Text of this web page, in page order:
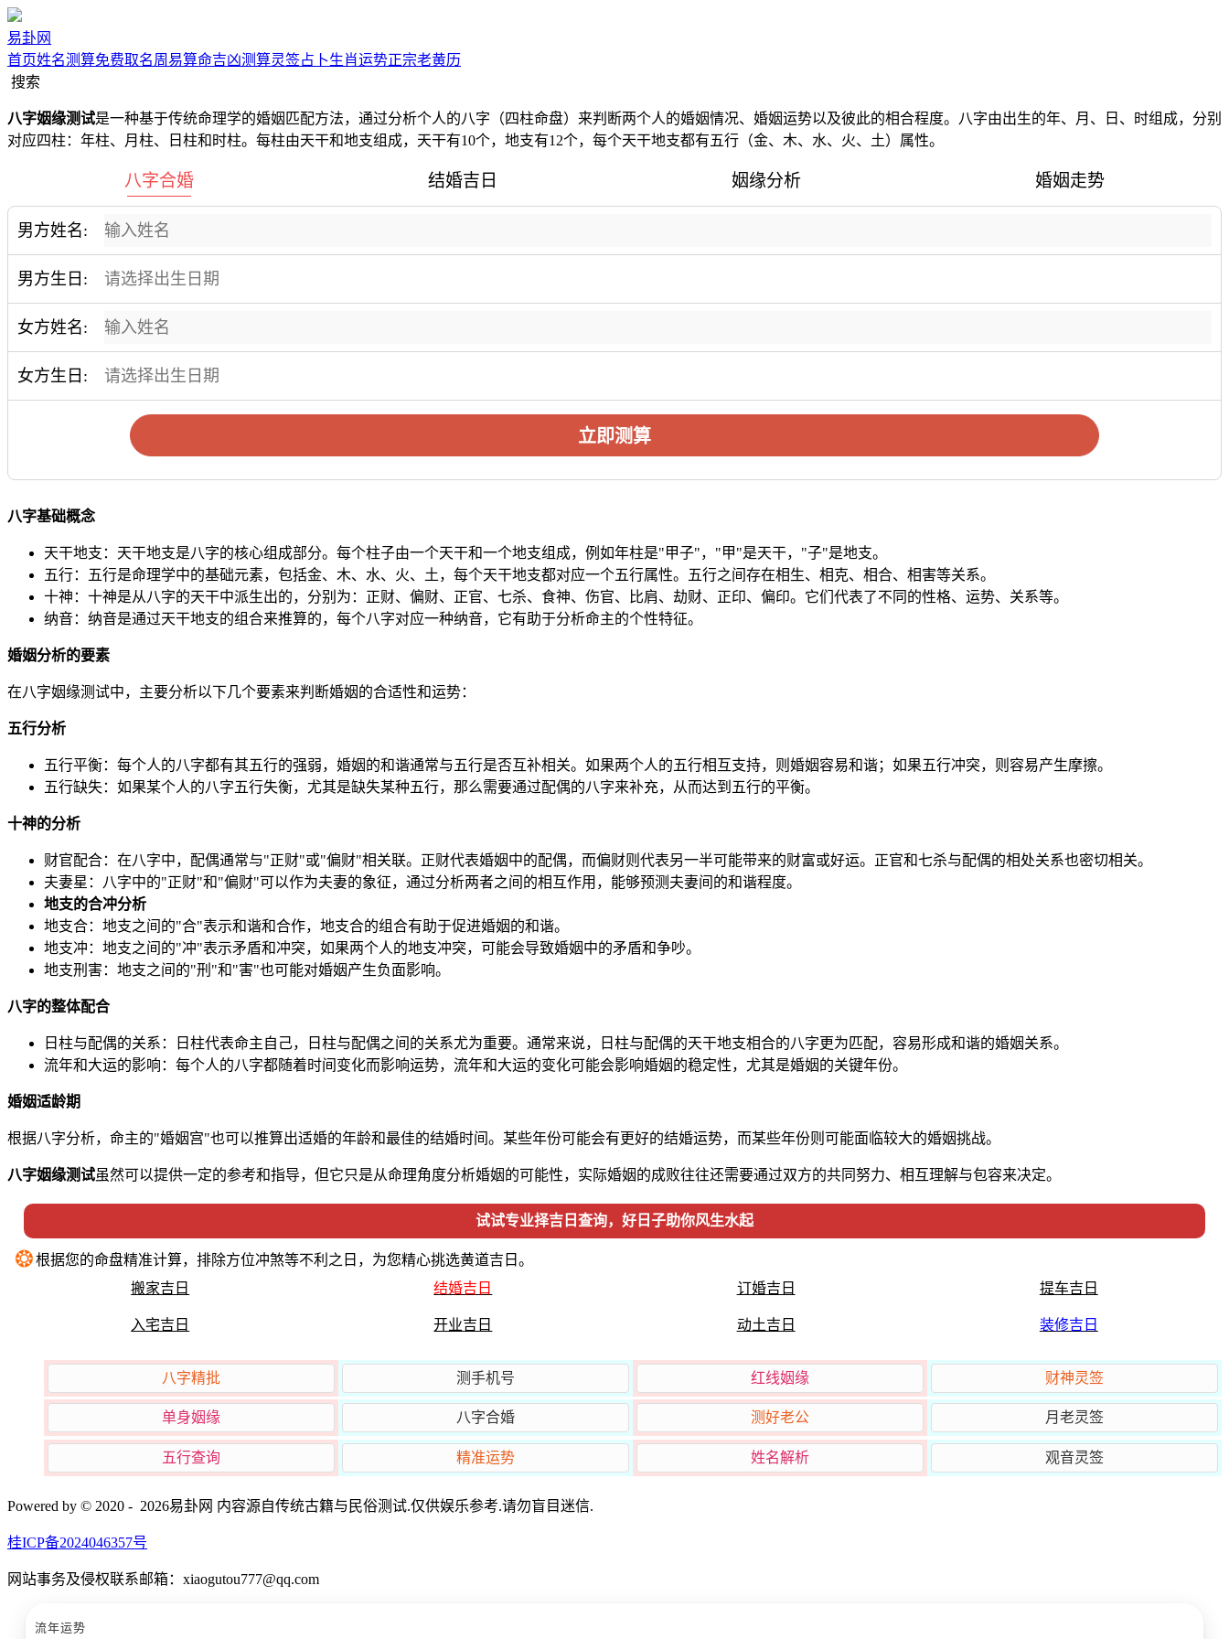
易卦网
首页姓名测算免费取名周易算命吉凶测算灵签占卜生肖运势正宗老黄历
搜索
八字姻缘测试是一种基于传统命理学的婚姻匹配方法，通过分析个人的八字（四柱命盘）来判断两个人的婚姻情况、婚姻运势以及彼此的相合程度。八字由出生的年、月、日、时组成，分别
对应四柱：年柱、月柱、日柱和时柱。每柱由天干和地支组成，天干有10个，地支有12个，每个天干地支都有五行（金、木、水、火、土）属性。
八字合婚 结婚吉日 姻缘分析 婚姻走势
男方姓名:
男方生日:
女方姓名:
女方生日:
立即测算
八字基础概念
天干地支：天干地支是八字的核心组成部分。每个柱子由一个天干和一个地支组成，例如年柱是"甲子"，"甲"是天干，"子"是地支。
五行：五行是命理学中的基础元素，包括金、木、水、火、土，每个天干地支都对应一个五行属性。五行之间存在相生、相克、相合、相害等关系。
十神：十神是从八字的天干中派生出的，分别为：正财、偏财、正官、七杀、食神、伤官、比肩、劫财、正印、偏印。它们代表了不同的性格、运势、关系等。
纳音：纳音是通过天干地支的组合来推算的，每个八字对应一种纳音，它有助于分析命主的个性特征。
婚姻分析的要素
在八字姻缘测试中，主要分析以下几个要素来判断婚姻的合适性和运势：
五行分析
五行平衡：每个人的八字都有其五行的强弱，婚姻的和谐通常与五行是否互补相关。如果两个人的五行相互支持，则婚姻容易和谐；如果五行冲突，则容易产生摩擦。
五行缺失：如果某个人的八字五行失衡，尤其是缺失某种五行，那么需要通过配偶的八字来补充，从而达到五行的平衡。
十神的分析
财官配合：在八字中，配偶通常与"正财"或"偏财"相关联。正财代表婚姻中的配偶，而偏财则代表另一半可能带来的财富或好运。正官和七杀与配偶的相处关系也密切相关。
夫妻星：八字中的"正财"和"偏财"可以作为夫妻的象征，通过分析两者之间的相互作用，能够预测夫妻间的和谐程度。
地支的合冲分析
地支合：地支之间的"合"表示和谐和合作，地支合的组合有助于促进婚姻的和谐。
地支冲：地支之间的"冲"表示矛盾和冲突，如果两个人的地支冲突，可能会导致婚姻中的矛盾和争吵。
地支刑害：地支之间的"刑"和"害"也可能对婚姻产生负面影响。
八字的整体配合
日柱与配偶的关系：日柱代表命主自己，日柱与配偶之间的关系尤为重要。通常来说，日柱与配偶的天干地支相合的八字更为匹配，容易形成和谐的婚姻关系。
流年和大运的影响：每个人的八字都随着时间变化而影响运势，流年和大运的变化可能会影响婚姻的稳定性，尤其是婚姻的关键年份。
婚姻适龄期
根据八字分析，命主的"婚姻宫"也可以推算出适婚的年龄和最佳的结婚时间。某些年份可能会有更好的结婚运势，而某些年份则可能面临较大的婚姻挑战。
八字姻缘测试虽然可以提供一定的参考和指导，但它只是从命理角度分析婚姻的可能性，实际婚姻的成败往往还需要通过双方的共同努力、相互理解与包容来决定。
试试专业择吉日查询，好日子助你风生水起
❂根据您的命盘精准计算，排除方位冲煞等不利之日，为您精心挑选黄道吉日。
搬家吉日
结婚吉日 订婚吉日 提车吉日
入宅吉日 开业吉日 动土吉日 装修吉日
八字精批 测手机号 红线姻缘 财神灵签
单身姻缘 八字合婚 测好老公 月老灵签
五行查询 精准运势 姓名解析 观音灵签
Powered by © 2020 - 2026易卦网 内容源自传统古籍与民俗测试.仅供娱乐参考.请勿盲目迷信.
桂ICP备2024046357号
网站事务及侵权联系邮箱：xiaogutou777@qq.com
流年运势